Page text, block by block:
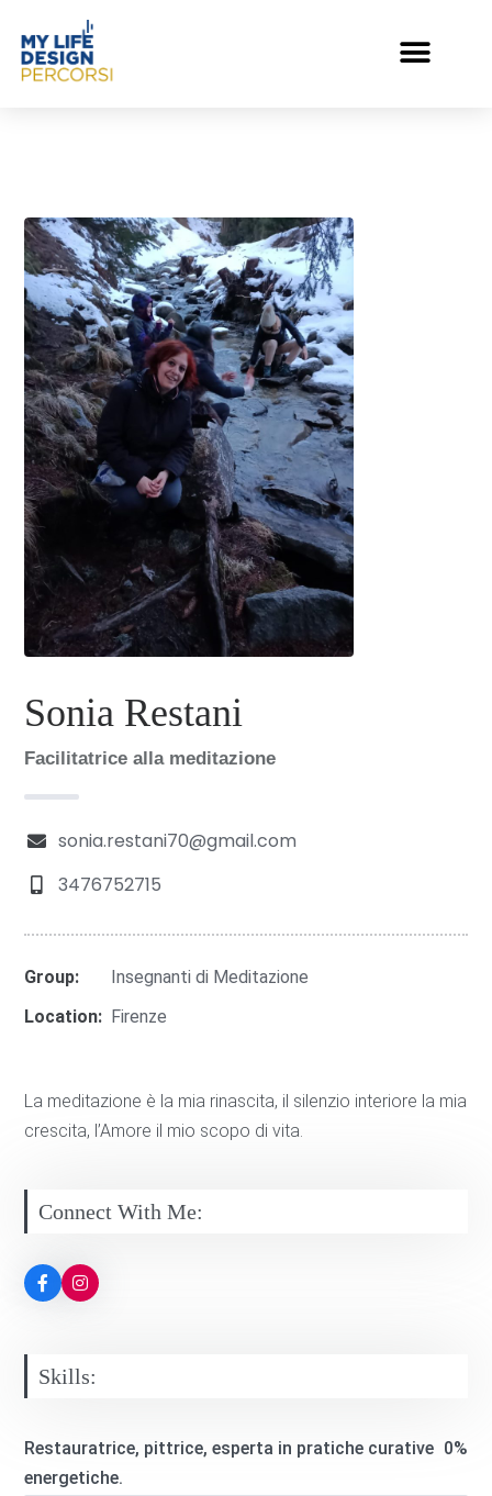
Sonia Restani
Facilitatrice alla meditazione
sonia.restani70@gmail.com
3476752715
Group:
Insegnanti di Meditazione
Location: Firenze
La meditazione è la mia rinascita, il silenzio interiore la mia
crescita, l’Amore il mio scopo di vita.
Connect With Me:
Skills:
Restauratrice, pittrice, esperta in pratiche curative
energetiche.
0%